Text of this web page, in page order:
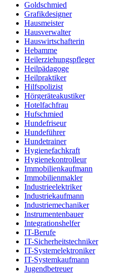
Goldschmied
Grafikdesigner
Hausmeister
Hausverwalter
Hauswirtschafterin
Hebamme
Heilerziehungspfleger
Heilpädagoge
Heilpraktiker
Hilfspolizist
Hörgeräteakustiker
Hotelfachfrau
Hufschmied
Hundefriseur
Hundeführer
Hundetrainer
Hygienefachkraft
Hygienekontrolleur
Immobilienkaufmann
Immobilienmakler
Industrieelektriker
Industriekaufmann
Industriemechaniker
Instrumentenbauer
Integrationshelfer
IT-Berufe
IT-Sicherheitstechniker
IT-Systemelektroniker
IT-Systemkaufmann
Jugendbetreuer